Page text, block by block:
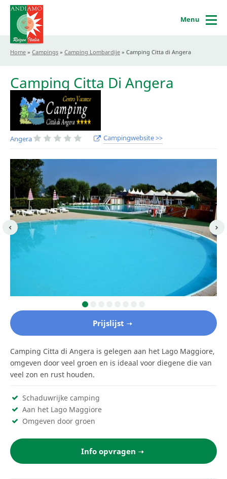
Menu
Home » Campings » Camping Lombardije » Camping Citta di Angera
Camping Citta Di Angera
Angera Campingwebsite >>
Prijslijst
Camping Citta di Angera is gelegen aan het Lago Maggiore,
omgeven door veel groen en is ideaal voor diegene die van
veel zon en rust houden.
Schaduwrijke camping
Aan het Lago Maggiore
Omgeven door groen
Info opvragen